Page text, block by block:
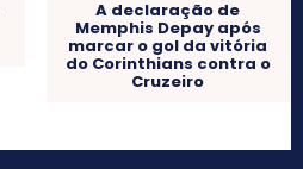
A declaração de
Memphis Depay após
marcar o gol da vitória
do Corinthians contra o
Cruzeiro